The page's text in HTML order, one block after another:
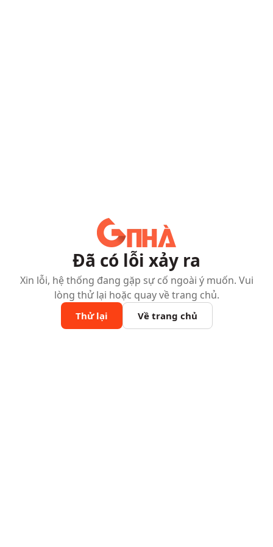
Đã có lỗi xảy ra
Xin lỗi, hệ thống đang gặp sự cố ngoài ý muốn. Vui
lòng thử lại hoặc quay về trang chủ.
Thử lại Về trang chủ